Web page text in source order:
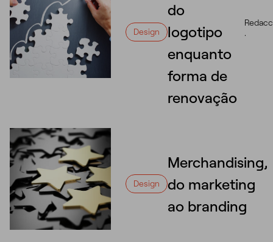
Design
do
logotipo
enquanto
forma de
renovação
·
Design
Merchandising,
do marketing
ao branding